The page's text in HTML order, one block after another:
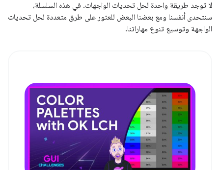
لا توجد طريقة واحدة لحل تحديات الواجهات. في هذه السلسلة،
سنتحدى أنفسنا ومع بعضنا البعض للعثور على طرق متعددة لحل تحديات
الواجهة وتوسيع تنوع مهاراتنا.